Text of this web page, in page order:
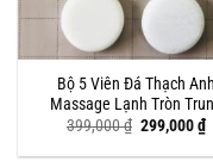
Bộ 5 Viên Đá Thạch Anh
Massage Lạnh Tròn
399,000₫ Giá
là:
299,000₫